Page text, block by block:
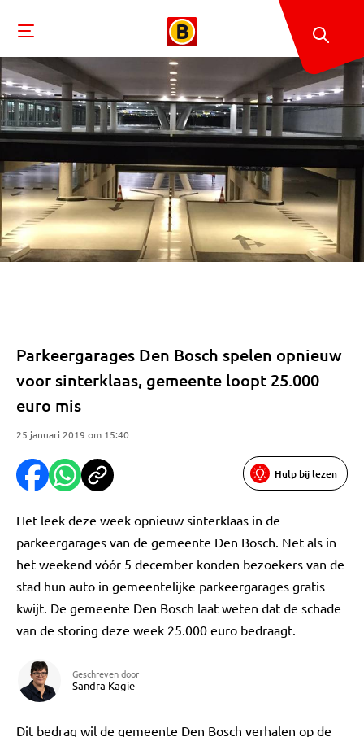
Parkeergarages Den Bosch spelen opnieuw
voor sinterklaas, gemeente loopt 25.000
euro mis
25 januari 2019 om 15:40
Hulp bij lezen
Het leek deze week opnieuw sinterklaas in de
parkeergarages van de gemeente Den Bosch. Net als in
het weekend vóór 5 december konden bezoekers van de
stad hun auto in gemeentelijke parkeergarages gratis
kwijt. De gemeente Den Bosch laat weten dat de schade
van de storing deze week 25.000 euro bedraagt.
Geschreven door
Sandra Kagie
Dit bedrag wil de gemeente Den Bosch verhalen op de